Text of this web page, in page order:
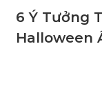
6 Ý Tưởng
Halloween